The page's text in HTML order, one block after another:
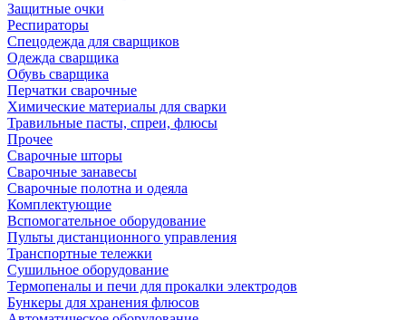
Защитные очки
Респираторы
Спецодежда для сварщиков
Одежда сварщика
Обувь сварщика
Перчатки сварочные
Химические материалы для сварки
Травильные пасты, спреи, флюсы
Прочее
Сварочные шторы
Сварочные занавесы
Сварочные полотна и одеяла
Комплектующие
Вспомогательное оборудование
Пульты дистанционного управления
Транспортные тележки
Сушильное оборудование
Термопеналы и печи для прокалки электродов
Бункеры для хранения флюсов